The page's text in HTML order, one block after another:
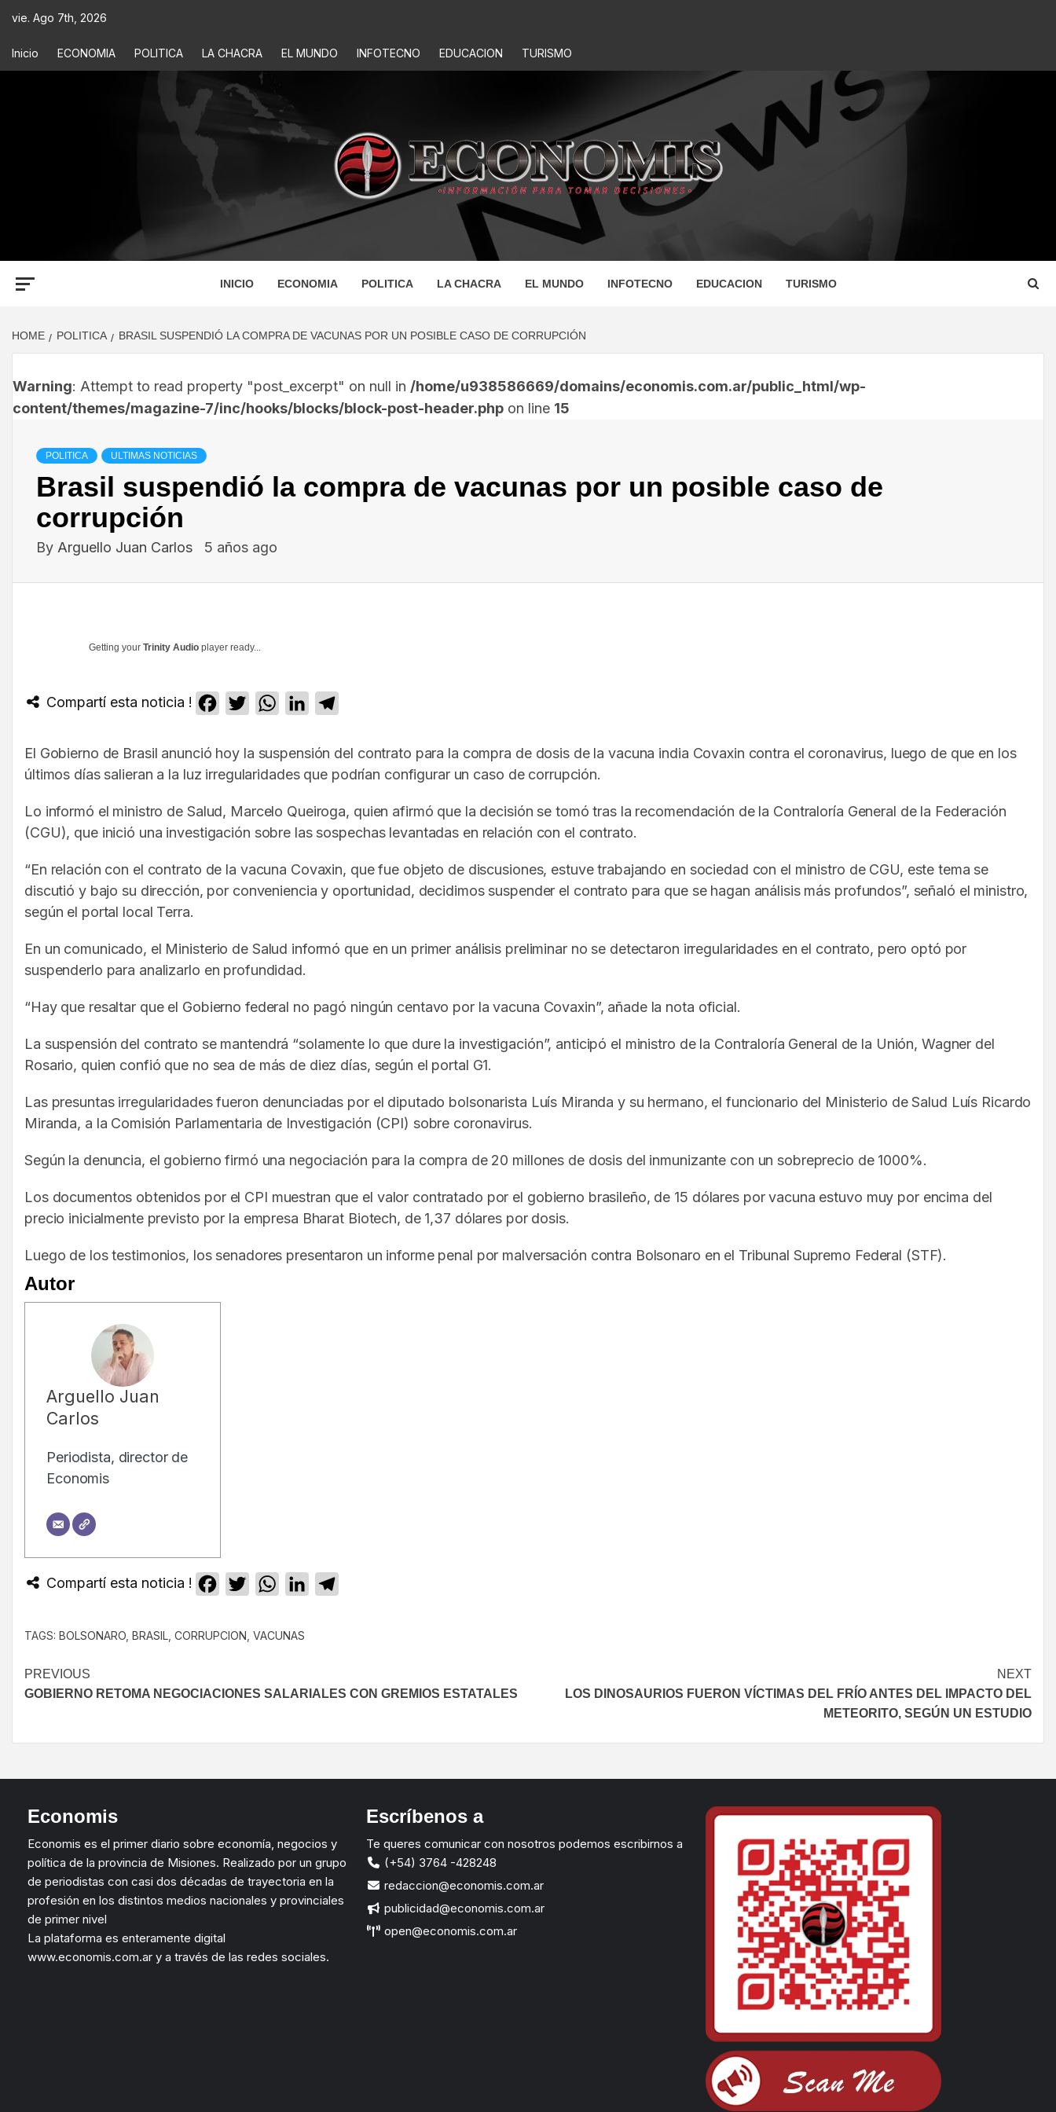
vie. Ago 7th, 2026
Inicio ECONOMIA POLITICA LA CHACRA EL MUNDO INFOTECNO EDUCACION TURISMO
ECONOMIS
INICIO ECONOMIA POLITICA LA CHACRA EL MUNDO INFOTECNO EDUCACION TURISMO
HOME POLITICA BRASIL SUSPENDIÓ LA COMPRA DE VACUNAS POR UN POSIBLE CASO DE CORRUPCIÓN
Warning: Attempt to read property "post_excerpt" on null in /home/u938586669/domains/economis.com.ar/public_html/wp-
content/themes/magazine-7/inc/hooks/blocks/block-post-header.php on line 15
POLITICA ULTIMAS NOTICIAS
Brasil suspendió la compra de vacunas por un posible caso de
corrupción
By Arguello Juan Carlos 5 años ago
Getting your Trinity Audio player ready...
Compartí esta noticia ! Facebook
TwitterWhatsApp
LinkedIn
El Gobierno de Brasil anunció hoy la suspensión del contrato para la compra de dosis de la vacuna india Covaxin contra el coronavirus, luego de que en los
últimos días salieran a la luz irregularidades que podrían configurar un caso de corrupción.
Lo informó el ministro de Salud, Marcelo Queiroga, quien afirmó que la decisión se tomó tras la recomendación de la Contraloría General de la Federación
(CGU), que inició una investigación sobre las sospechas levantadas en relación con el contrato.
“En relación con el contrato de la vacuna Covaxin, que fue objeto de discusiones, estuve trabajando en sociedad con el ministro de CGU, este tema se
discutió y bajo su dirección, por conveniencia y oportunidad, decidimos suspender el contrato para que se hagan análisis más profundos”, señaló el ministro,
según el portal local Terra.
En un comunicado, el Ministerio de Salud informó que en un primer análisis preliminar no se detectaron irregularidades en el contrato, pero optó por
suspenderlo para analizarlo en profundidad.
“Hay que resaltar que el Gobierno federal no pagó ningún centavo por la vacuna Covaxin”, añade la nota oficial.
La suspensión del contrato se mantendrá “solamente lo que dure la investigación”, anticipó el ministro de la Contraloría General de la Unión, Wagner del
Rosario, quien confió que no sea de más de diez días, según el portal G1.
Las presuntas irregularidades fueron denunciadas por el diputado bolsonarista Luís Miranda y su hermano, el funcionario del Ministerio de Salud Luís Ricardo
Miranda, a la Comisión Parlamentaria de Investigación (CPI) sobre coronavirus.
Según la denuncia, el gobierno firmó una negociación para la compra de 20 millones de dosis del inmunizante con un sobreprecio de 1000%.
Los documentos obtenidos por el CPI muestran que el valor contratado por el gobierno brasileño, de 15 dólares por vacuna estuvo muy por encima del
precio inicialmente previsto por la empresa Bharat Biotech, de 1,37 dólares por dosis.
Luego de los testimonios, los senadores presentaron un informe penal por malversación contra Bolsonaro en el Tribunal Supremo Federal (STF).
Autor
Arguello Juan
Carlos
Periodista, director de
Economis
Compartí esta noticia ! Facebook
TwitterWhatsApp
LinkedIn
TAGS: BOLSONARO BRASIL CORRUPCION VACUNAS
PREVIOUS
GOBIERNO RETOMA NEGOCIACIONES SALARIALES CON GREMIOS ESTATALES
NEXT
LOS DINOSAURIOS FUERON VÍCTIMAS DEL FRÍO ANTES DEL IMPACTO DEL
METEORITO, SEGÚN UN ESTUDIO
Economis
Economis es el primer diario sobre economía, negocios y
política de la provincia de Misiones. Realizado por un grupo
de periodistas con casi dos décadas de trayectoria en la
profesión en los distintos medios nacionales y provinciales
de primer nivel
La plataforma es enteramente digital
www.economis.com.ar y a través de las redes sociales.
Escríbenos a
Te queres comunicar con nosotros podemos escribirnos a
(+54) 3764 -428248
redaccion@economis.com.ar
publicidad@economis.com.ar
open@economis.com.ar